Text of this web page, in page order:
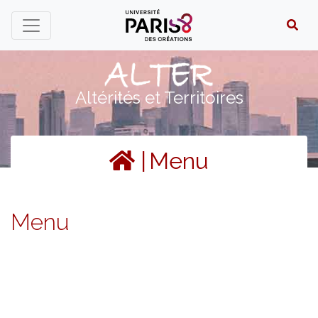
Panneau de gestion des cookies
Altérités et Territoires
Menu
Menu